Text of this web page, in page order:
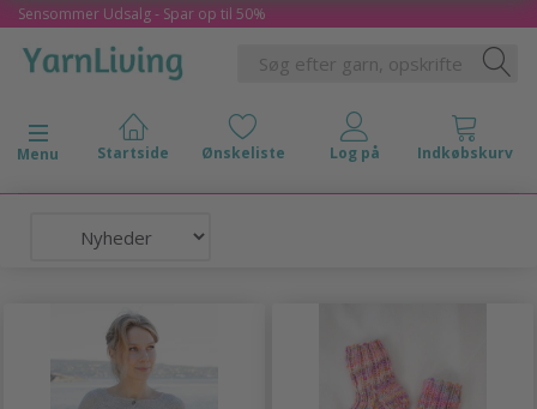
Sensommer Udsalg - Spar op til 50%
Skifte navigation
Menu